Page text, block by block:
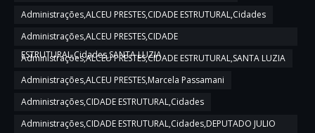
Administrações,ALCEU PRESTES,CIDADE ESTRUTURAL,Cidades
Administrações,ALCEU PRESTES,CIDADE
ESTRUTURAL,Cidades,SANTA LUZIA
Administrações,ALCEU PRESTES,CIDADE ESTRUTURAL,SANTA LUZIA
Administrações,ALCEU PRESTES,Marcela Passamani
Administrações,CIDADE ESTRUTURAL,Cidades
Administrações,CIDADE ESTRUTURAL,Cidades,DEPUTADO JULIO